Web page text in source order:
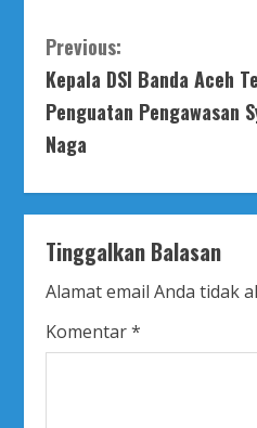
C
o
n
t
i
n
u
e
Previous:
Kepala DSI Banda Aceh
Penguatan Pengawasan
Naga
Tinggalkan Balasan
Alamat email Anda tidak
Komentar*